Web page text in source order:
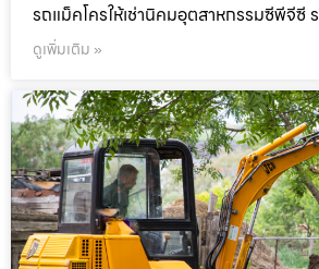
รถแม็คโครให้เช่านิคมอุตสาหกรรมซีพีจีซี ร
ดูเพิ่มเติม »